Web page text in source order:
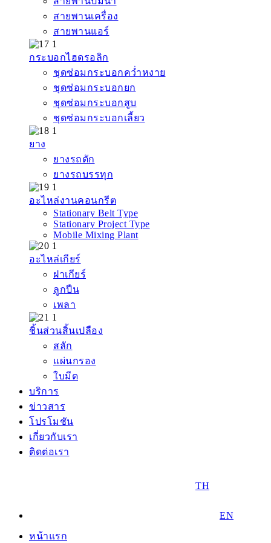
สายพานเครื่อง
สายพานแอร์
กระบอกไฮดรอลิก
ชุดซ่อมกระบอกคว่ำหงาย
ชุดซ่อมกระบอกยก
ชุดซ่อมกระบอกสูบ
ชุดซ่อมกระบอกเลี้ยว
ยาง
ยางรถตัก
ยางรถบรรทุก
อะไหล่งานคอนกรีต
Stationary Belt Type
Stationary Project Type
Mobile Mixing Plant
อะไหล่เกียร์
ฝาเกียร์
ลูกปืน
เพลา
ชิ้นส่วนสิ้นเปลือง
สลัก
แผ่นกรอง
ใบมีด
บริการ
ข่าวสาร
โปรโมชัน
เกี่ยวกับเรา
ติดต่อเรา
TH
EN
หน้าแรก